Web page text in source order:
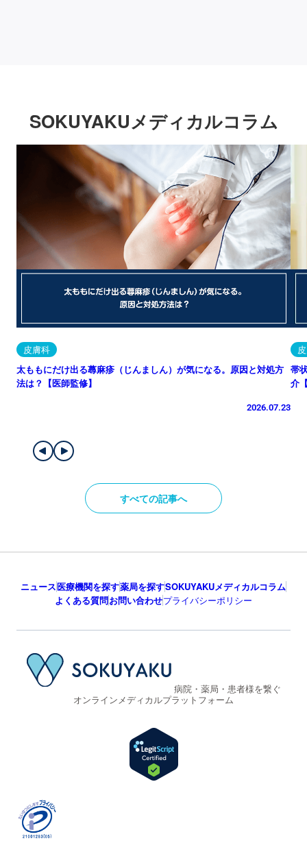
SOKUYAKUメディカルコラム
皮膚科
太ももにだけ出る蕁麻疹（じんましん）が気になる。原因と対処方
法は？【医師監修】
2026.07.23
帯
介
すべての記事へ
ニュース医療機関を探す薬局を探すSOKUYAKUメディカルコラム
よくある質問お問い合わせプライバシーポリシー
病院・薬局・患者様を繋ぐ
オンラインメディカルプラットフォーム